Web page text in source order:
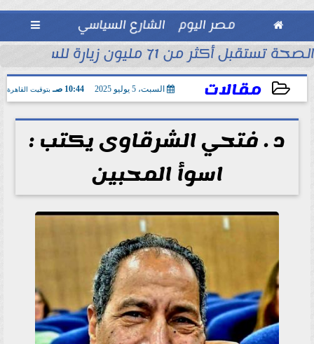
 مصر اليوم الشارع السياسي 
البيت الأبيض بأنه...
الصحة تستقبل أكثر من 71 مليون زيارة للسيدات لتلقي خدمات الفحص والتوعية...
مقالات السبت، 5 يوليو 2025 10:44 صـ بتوقيت القاهرة
2025-07-05 10:44:34
د . فتحي الشرقاوى يكتب :
اسوأ المحبين